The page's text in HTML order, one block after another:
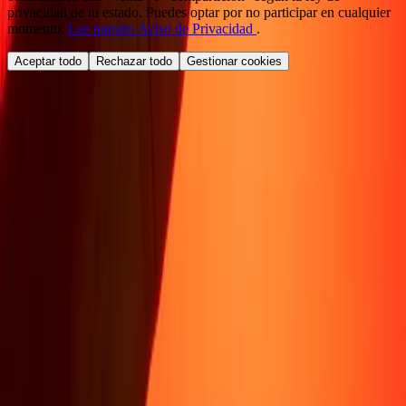
privacidad de tu estado. Puedes optar por no participar en cualquier
momento. Lee nuestro Aviso de Privacidad .
Aceptar todo Rechazar todo Gestionar cookies